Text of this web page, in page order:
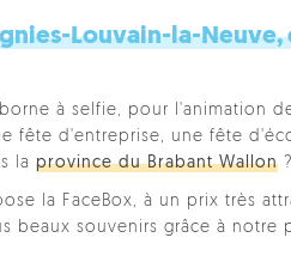
Louvain-la-Neuve,
à selfie, pour l'animation
fête d'entreprise, une fête
la province du Brabant Wallon ?
la FaceBox, à un prix très
beaux souvenirs grâce à notre